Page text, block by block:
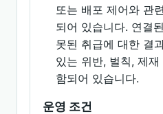
또는 배포 제어와 관
되어 있습니다. 연결
못된 취급에 대한 결
있는 위반, 벌칙, 제
함되어 있습니다.
운영 조건